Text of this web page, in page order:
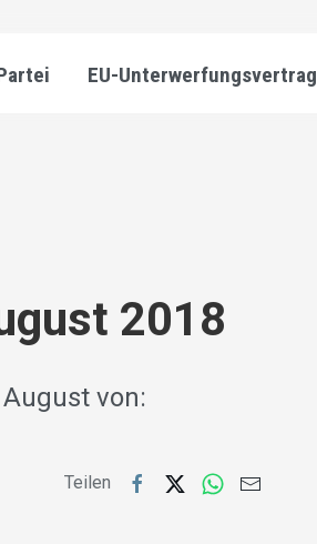
EU-Unterwerfungsvertrag
2018
von:
Teilen